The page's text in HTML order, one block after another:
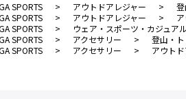
SPORTS > アウトドアレジャー >
SPORTS > アウトドアレジャー >
SPORTS > ウェア・スポーツ・カジュアル
SPORTS > アクセサリー > 登山・
SPORTS > アクセサリー > アウト